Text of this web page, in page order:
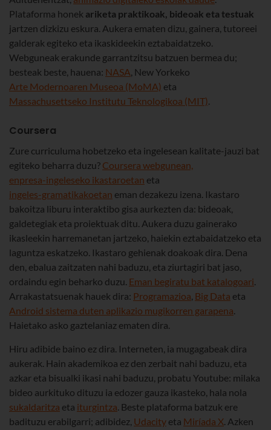
Plataforma honek ariketa praktikoak, bideoak eta testuak
jartzen dizkizu eskura. Aukera ematen dizu, gainera, tutoreei
galderak egiteko eta ikaskideekin eztabaidatzeko.
Webguneak erakunde garrantzitsu batzuen bermea du;
besteak beste, hauena: NASA, New Yorkeko
Arte Modernoaren Museoa (MoMA) eta
Massachusettseko Institutu Teknologikoa (MIT).
Coursera
Zure curriculuma hobetzeko eta ingelesean kalitate-jauzi bat
egiteko beharra duzu? Coursera webgunean,
enpresa-ingeleseko ikastaroetan eta
ingeles-gramatikakoetan eman dezakezu izena. Ikastaro
bakoitza liburu interaktibo gisa aurkezten da: bideoak,
galdetegiak eta proiektuak ditu. Aukera duzu gainerako
ikasleekin harremanetan jartzeko, haiekin eztabaidatzeko eta
laguntza eskatzeko. Ikastaro gehienak doakoak dira. Dena
den, ebalua zaitzaten nahi baduzu, eta ziurtagiri bat jaso,
ordaindu egin beharko duzu. Eman begiratu bat katalogoari.
Arrakastatsuenak hauek dira: Programazioa, Big Data eta
Android sistema duten aplikazio mugikorren garapena.
Haietako asko gaztelaniaz ematen dira.
Hiru adibide baino ez dira. Interneten, ia mugagabeak dira
aukerak. Hain akademikoa ez den zerbait nahi baduzu, eta
azkar eta bisualki ikasi nahi baduzu, probatu Youtube: milaka
bideo aurkituko dituzu ia edozer gauza ikasteko, hala nola
sukaldaritza eta iturgintza. Beste plataforma batzuk ere
badituzu erabilgarri; adibidez, Udacity eta Miríada X. Azken